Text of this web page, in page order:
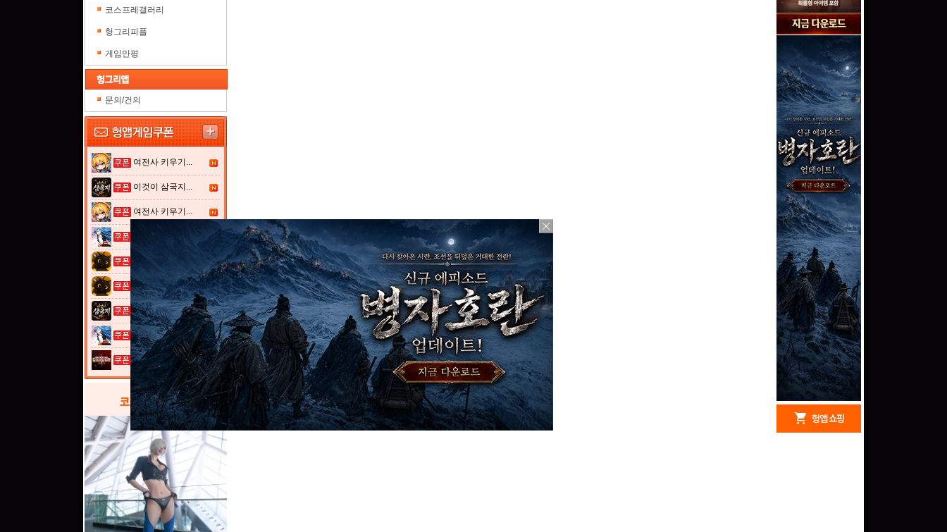
코스프레갤러리
헝그리피플
게임만평
문의/건의
여전사 키우기...
이것이 삼국지...
여전사 키우기...
열혈강호: 넥...
고양이 낚시터...
고양이 낚시터...
이것이 삼국지...
열혈강호: 넥...
그레이 사가
코스프레갤러리
shopping_cart 헝앱 쇼핑